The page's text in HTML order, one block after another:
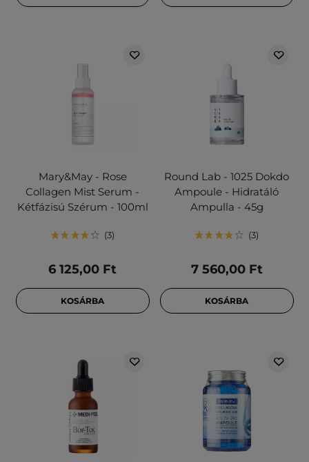
Mary&May - Rose
Collagen Mist Serum -
Kétfázisú Szérum - 100ml
3
6 125,00 Ft
KOSÁRBA
Round Lab - 1025 Dokdo
Ampoule - Hidratáló
Ampulla - 45g
3
7 560,00 Ft
KOSÁRBA